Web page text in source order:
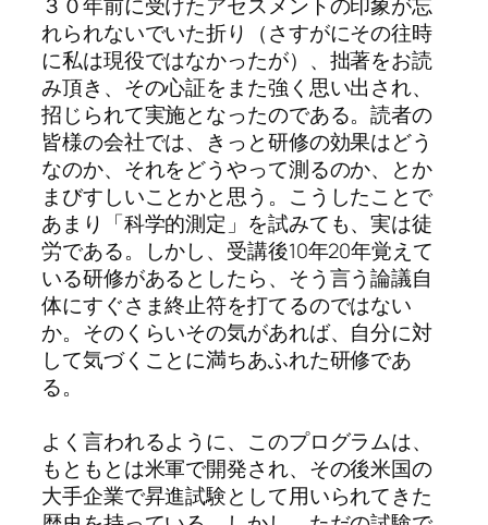
れられないでいた折り（さすがにその往時
に私は現役ではなかったが）、拙著をお読
み頂き、その心証をまた強く思い出され、
招じられて実施となったのである。読者の
皆様の会社では、きっと研修の効果はどう
なのか、それをどうやって測るのか、とか
まびすしいことかと思う。こうしたことで
あまり「科学的測定」を試みても、実は徒
労である。しかし、受講後10年20年覚えて
いる研修があるとしたら、そう言う論議自
体にすぐさま終止符を打てるのではない
か。そのくらいその気があれば、自分に対
して気づくことに満ちあふれた研修であ
る。
よく言われるように、このプログラムは、
もともとは米軍で開発され、その後米国の
大手企業で昇進試験として用いられてきた